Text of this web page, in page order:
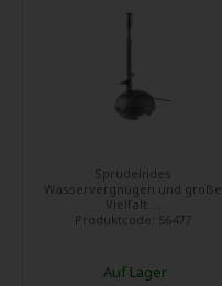
Sprudelndes
Wasservergnügen und große
Vielfalt ...
Produktcode: 56477
Auf Lager